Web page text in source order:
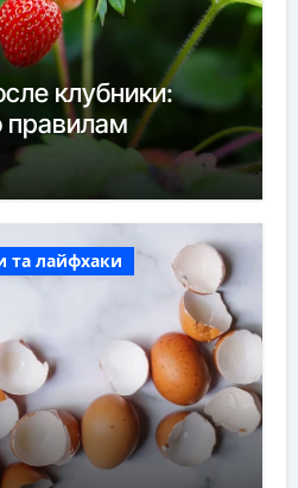
клубники:
правилам
та лайфхаки